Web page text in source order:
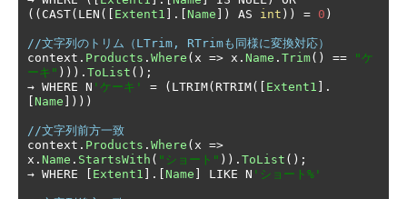
(( CAST( LEN ([ Extent1 ].[ Name ]) AS int )) = 0 )
//文字列のトリム（LTrim, RTrimも同様に変換対応）
context . Products . Where ( x => x . Name . Trim() ==
"ケ
ーキ" ))). ToList ();
→ WHERE N 'ケーキ' = ( LTRIM( RTRIM([ Extent1 ].
Name ])))
//文字列前方一致
context . Products . Where ( x =>
x . Name . StartsWith ( "ショート" )). ToList ();
→ WHERE Extent1 ].[ Name LIKE N 'ショート%'